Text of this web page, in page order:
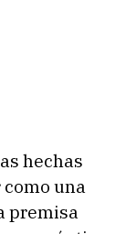
hechas
una
premisa